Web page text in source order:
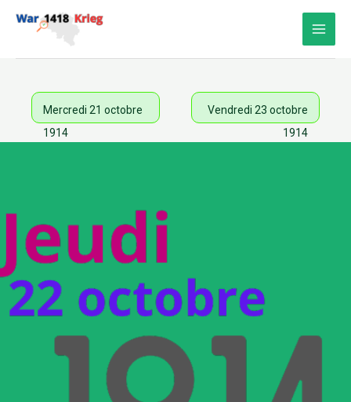
Mercredi 21 octobre
1914
Vendredi 23 octobre
1914